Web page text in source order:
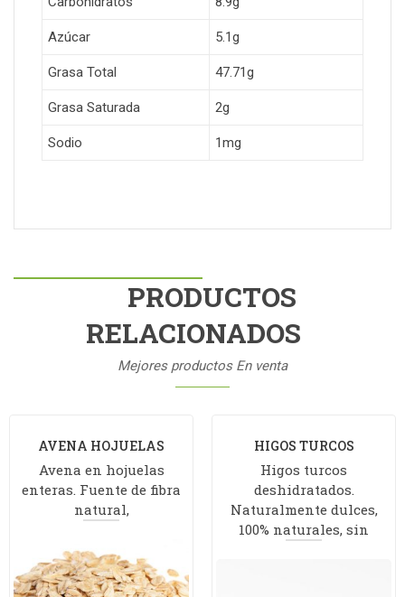
Azúcar 5.1g
Grasa Total 47.71g
Grasa Saturada 2g
Sodio 1mg
PRODUCTOS
RELACIONADOS
Mejores productos En venta
AVENA HOJUELAS
Avena en hojuelas
enteras. Fuente de fibra
natural,
HIGOS TURCOS
Higos turcos
deshidratados.
Naturalmente dulces,
100% naturales, sin